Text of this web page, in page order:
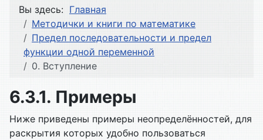
Вы здесь: Главная
Методички и книги по математике
Предел последовательности и предел
функции одной переменной
0. Вступление
6.3.1. Примеры
Ниже приведены примеры неопределённостей, для
раскрытия которых удобно пользоваться